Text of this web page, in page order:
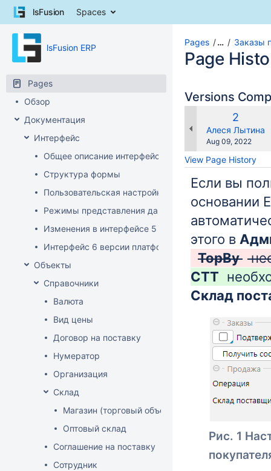
Skip
breadcrumbs
Skip
header
lsFusion Spaces
lsFusion ERP
Pages
Обзор
Документация
Интерфейс
Общее описание интерфейса клиента
Структура формы
Пользовательская настройка интерфейса
Режимы представления данных
Изменения в интерфейсе 5 версии платформы
Интерфейс 6 версии платформы
Объекты
Справочники
Валюта
Вид цены
Договор на поставку
Нумератор
Организация
Склад
Магазин (торговый объект)
Оптовый склад
Соглашение на поставку
Сотрудник
Pages … Заказы
Page
Versions
Old
Version
2
Алеся Лытина
Saved
Aug 09, 2022
View Page History
Если вы
основании
этого в
TopBy
СТТ
Склад
Рис. 1